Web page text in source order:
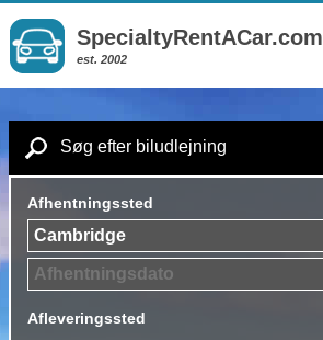
SpecialtyRentACar.com
est. 2002
Søg efter biludlejning
Afhentningssted
Afleveringssted